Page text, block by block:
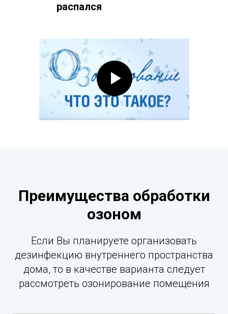
распался
Преимущества обработки
озоном
Если Вы планируете организовать
дезинфекцию внутреннего пространства
дома, то в качестве варианта следует
рассмотреть озонирование помещения